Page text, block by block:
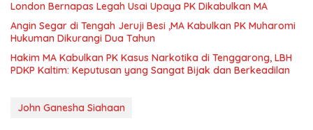
London Bernapas Legah Usai Upaya PK Dikabulkan MA
Angin Segar di Tengah Jeruji Besi ,MA Kabulkan PK Muharomi
Hukuman Dikurangi Dua Tahun
Hakim MA Kabulkan PK Kasus Narkotika di Tenggarong, LBH
PDKP Kaltim: Keputusan yang Sangat Bijak dan Berkeadilan
John Ganesha Siahaan